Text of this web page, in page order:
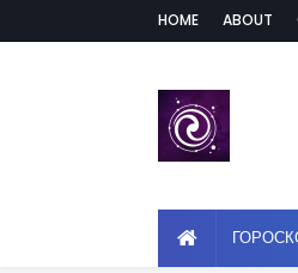
HOME ABOUT